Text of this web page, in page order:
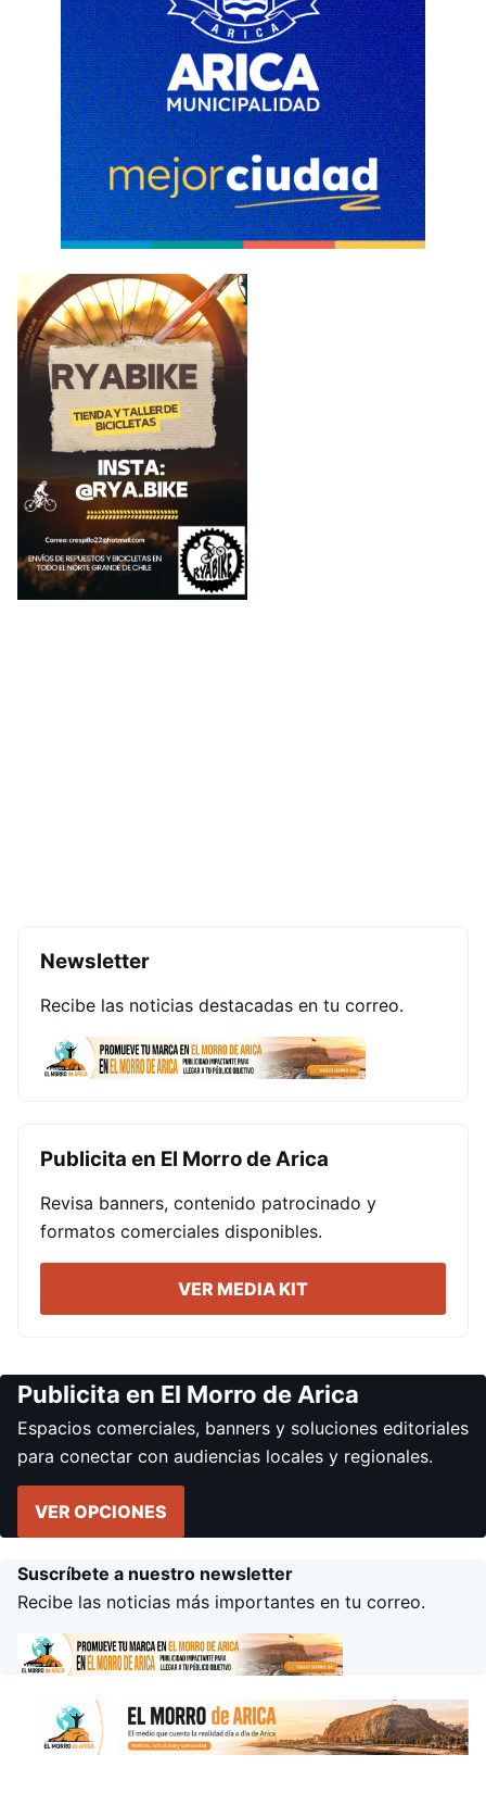
Newsletter
Recibe las noticias destacadas en tu correo.
Publicita en El Morro de Arica
Revisa banners, contenido patrocinado y
formatos comerciales disponibles.
VER MEDIA KIT
Publicita en El Morro de Arica
Espacios comerciales, banners y soluciones editoriales
para conectar con audiencias locales y regionales.
VER OPCIONES
Suscríbete a nuestro newsletter
Recibe las noticias más importantes en tu correo.